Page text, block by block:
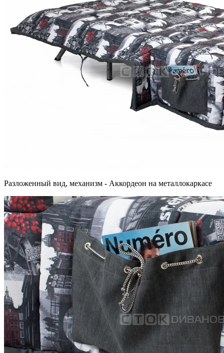
Разложенный вид, механизм - Аккордеон на металлокаркасе